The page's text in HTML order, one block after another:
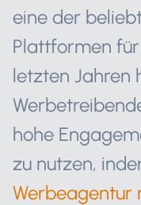
eine der
Plattformen
letzten Jahren
hohe
zu nutzen,
Werbeagentur